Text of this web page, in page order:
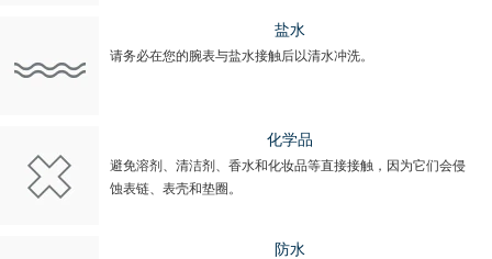
盐水
请务必在您的腕表与盐水接触后以清水冲洗。
化学品
避免溶剂、清洁剂、香水和化妆品等直接接触，因为它们会侵
蚀表链、表壳和垫圈。
防水